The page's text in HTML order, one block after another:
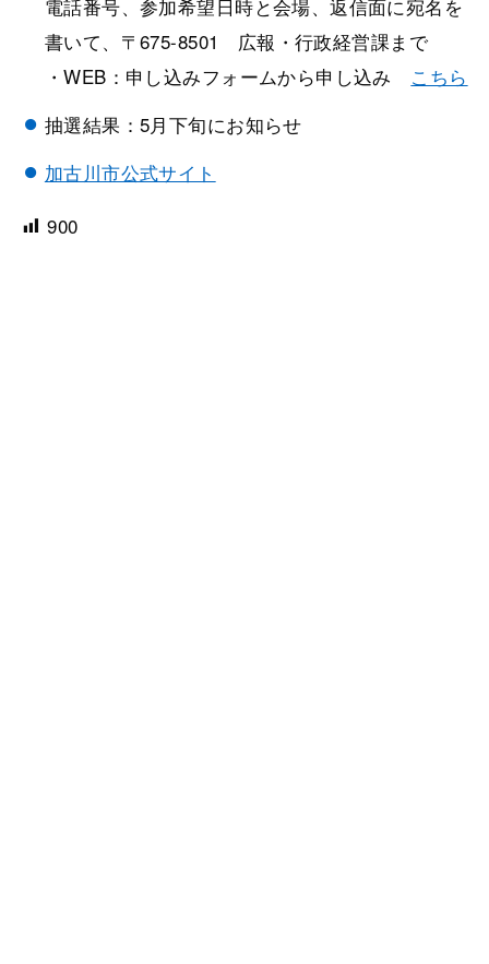
電話番号、参加希望日時と会場、返信面に宛名を
書いて、〒675-8501 広報・行政経営課まで
・WEB：申し込みフォームから申し込み こちら
抽選結果：5月下旬にお知らせ
加古川市公式サイト
900